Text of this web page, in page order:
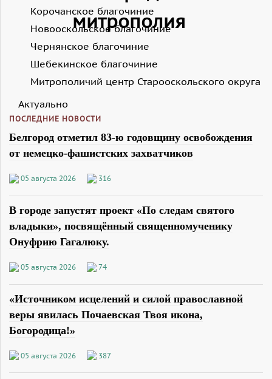
Корочанское благочиние
Новооскольское благочиние
Чернянское благочиние
Шебекинское благочиние
Митрополичий центр Старооскольского округа
Актуально
ПОСЛЕДНИЕ НОВОСТИ
Белгород отметил 83-ю годовщину освобождения
от немецко-фашистских захватчиков
05 августа 2026 316
В городе запустят проект «По следам святого
владыки», посвящённый священномученику
Онуфрию Гагалюку.
05 августа 2026 74
«Источником исцелений и силой православной
веры явилась Почаевская Твоя икона,
Богородица!»
05 августа 2026 387